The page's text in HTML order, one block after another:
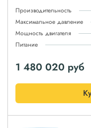
Производительность
Максимальное давление
Мощность двигателя
Питание
1 480 020 руб